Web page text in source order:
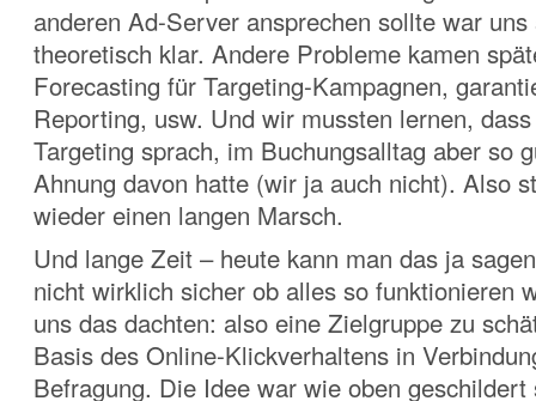
anderen Ad-Server ansprechen sollte war
theoretisch klar. Andere Probleme kamen
Forecasting für Targeting-Kampagnen,
Reporting, usw. Und wir mussten lernen,
Targeting sprach, im Buchungsalltag aber so
Ahnung davon hatte (wir ja auch nicht). Also
wieder einen langen Marsch.
Und lange Zeit – heute kann man das ja
nicht wirklich sicher ob alles so funktionieren
uns das dachten: also eine Zielgruppe zu
Basis des Online-Klickverhaltens in
Befragung. Die Idee war wie oben